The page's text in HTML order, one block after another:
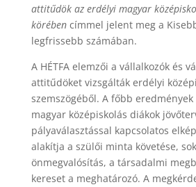
attitűdök az erdélyi magyar
körébencímmel jelent meg a
legfrissebb számában.
A HÉTFA elemzői a vállalkozók és
attitűdöket vizsgálták erdélyi
szemszögéből. A főbb
magyar középiskolás diákok
pályaválasztással kapcsolatos
alakítja a szülői minta követése,
önmegvalósítás, a társadalmi
kereset a meghatározó. A